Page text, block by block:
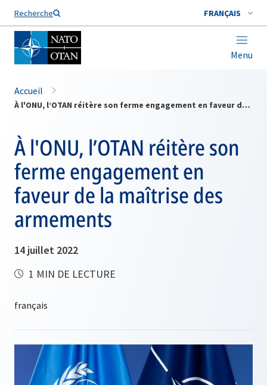
Recherche FRANÇAIS
Menu
Nom de famille*
Accueil
À l'ONU, l’OTAN réitère son ferme engagement en faveur de la maîtrise des armements
À l'ONU, l’OTAN réitère son
ferme engagement en
faveur de la maîtrise des
armements
14 juillet 2022
1 MIN DE LECTURE